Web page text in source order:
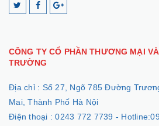
CÔNG TY CỔ PHẦN THƯƠNG MẠI
TRƯỜNG
Địa chỉ : Số 27, Ngõ 785 Đường
Mai, Thành Phố Hà Nội
Điện thoại :0243 772 7739 -